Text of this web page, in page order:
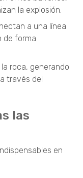
la explosión.
a una línea
de forma
roca, generando
través del
las
en